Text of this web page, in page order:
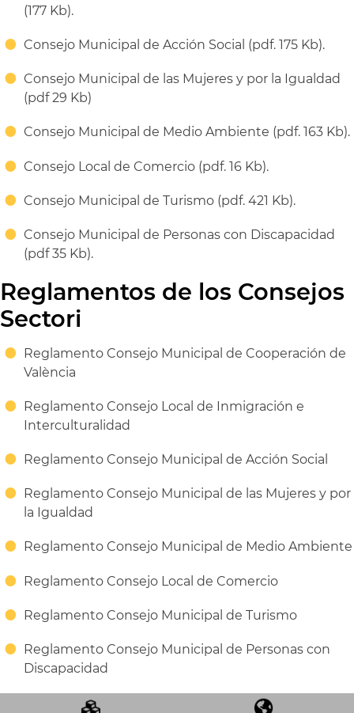
(177 Kb).
Consejo Municipal de Acción Social (pdf. 175 Kb).
Consejo Municipal de las Mujeres y por la Igualdad
(pdf 29 Kb)
Consejo Municipal de Medio Ambiente (pdf. 163 Kb).
Consejo Local de Comercio (pdf. 16 Kb).
Consejo Municipal de Turismo (pdf. 421 Kb).
Consejo Municipal de Personas con Discapacidad
(pdf 35 Kb).
Reglamentos de los Consejos
Sectori
Reglamento Consejo Municipal de Cooperación de
València
Reglamento Consejo Local de Inmigración e
Interculturalidad
Reglamento Consejo Municipal de Acción Social
Reglamento Consejo Municipal de las Mujeres y por
la Igualdad
Reglamento Consejo Municipal de Medio Ambiente
Reglamento Consejo Local de Comercio
Reglamento Consejo Municipal de Turismo
Reglamento Consejo Municipal de Personas con
Discapacidad